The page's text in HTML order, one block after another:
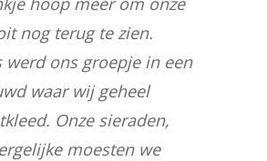
nog terug te zien.
werd ons groepje in een
waar wij geheel
Onze sieraden,
moesten we